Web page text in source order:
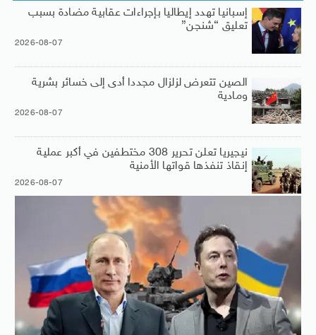
إسبانيا تهدد إيطاليا بإجراءات عقابية مضادة بسبب
تعليق “شنجن”
2026-08-07
الصين تتعرض لزلزال مجددا أدى إلى خسائر بشرية
ومادية
2026-08-07
نيجيريا تعلن تحرير 308 مختطفين في أكبر عملية
إنقاذ تنفذها قواتها الأمنية
2026-08-07